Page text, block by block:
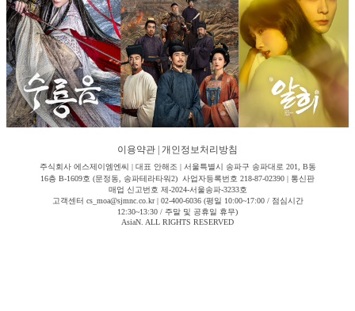
이용약관 개인정보처리방침
주식회사 에스제이엠엔씨 | 대표 안해조 | 서울특별시 송파구 송파대로 201, B동
16층 B-1609호 (문정동, 송파테라타워2) 사업자등록번호 218-87-02390 | 통신판
매업 신고번호 제-2024-서울송파-3233호
고객센터 cs_moa@sjmnc.co.kr | 02-400-6036 (평일 10:00~17:00 / 점심시간
12:30~13:30 / 주말 및 공휴일 휴무)
AsiaN. ALL RIGHTS RESERVED